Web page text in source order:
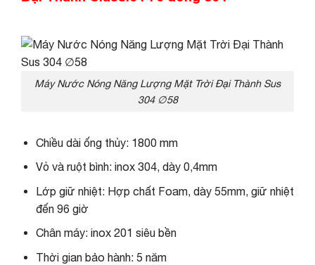
Máy Nước Nóng Năng Lượng Mặt Trời Đại Thành Sus
304 ∅58
Chiều dài ống thủy: 1800 mm
Vỏ và ruột bình: inox 304, dày 0,4mm
Lớp giữ nhiệt: Hợp chất Foam, dày 55mm, giữ nhiệt
đến 96 giờ
Chân máy: inox 201 siêu bền
Thời gian bảo hành: 5 năm